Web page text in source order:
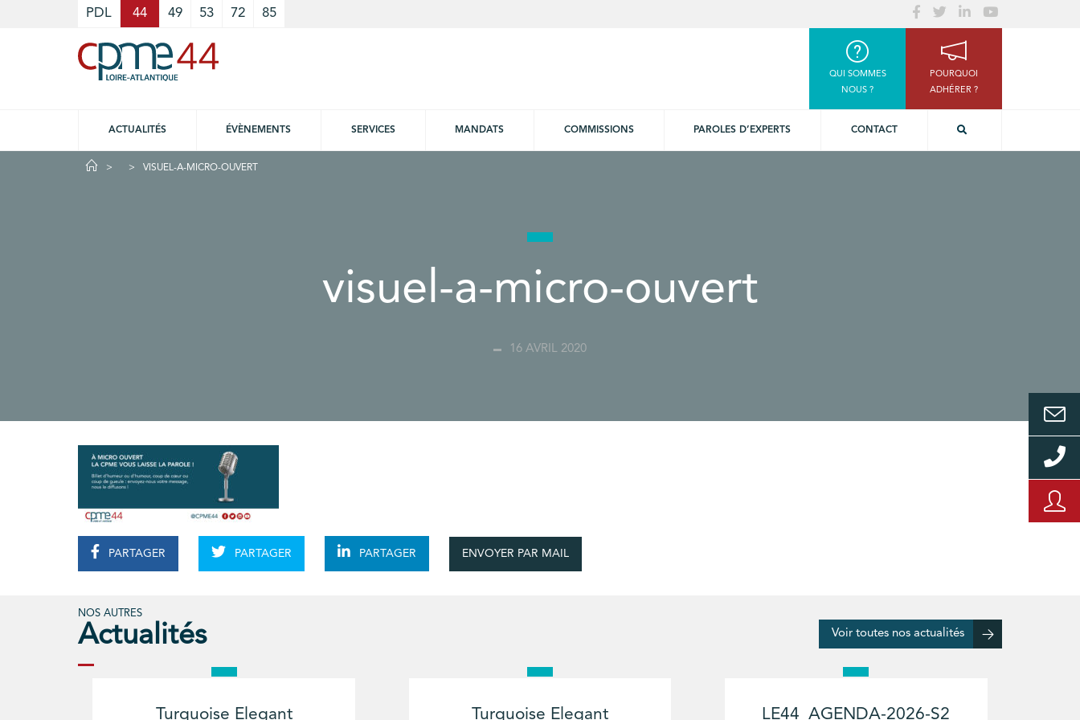
PDL 44 49 53 72 85
QUI SOMMES
NOUS ?
POURQUOI
ADHÉRER ?
ACTUALITÉS ÉVÈNEMENTS SERVICES MANDATS COMMISSIONS PAROLES D’EXPERTS CONTACT
VISUEL-A-MICRO-OUVERT
visuel-a-micro-ouvert
16 AVRIL 2020
PARTAGER PARTAGER PARTAGER ENVOYER PAR MAIL
NOS AUTRES
Actualités Voir toutes nos actualités
Turquoise Elegant
Turquoise Elegant
LE44_AGENDA-2026-S2
Cookies management panel